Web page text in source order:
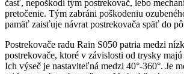
časť, nepoškodí tým postrekovač, lebo
pretočenie. Tým zabráni poškodeniu
pamäť zaisťuje návrat postrekovača späť do
Postrekovače radu Rain S050 patria medzi
postrekovače, ktoré v závislosti od trysky
Ich výseč je nastaviteľná medzi 40°-360°. Je